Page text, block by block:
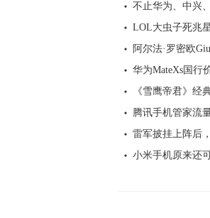
不止华为、中兴
LOL大虫子死兆
阿尔法·罗密欧
华为MateXs国行
《雪鹰帝君》经
腾讯手机管家流
雷军披挂上阵后
小米手机原来还